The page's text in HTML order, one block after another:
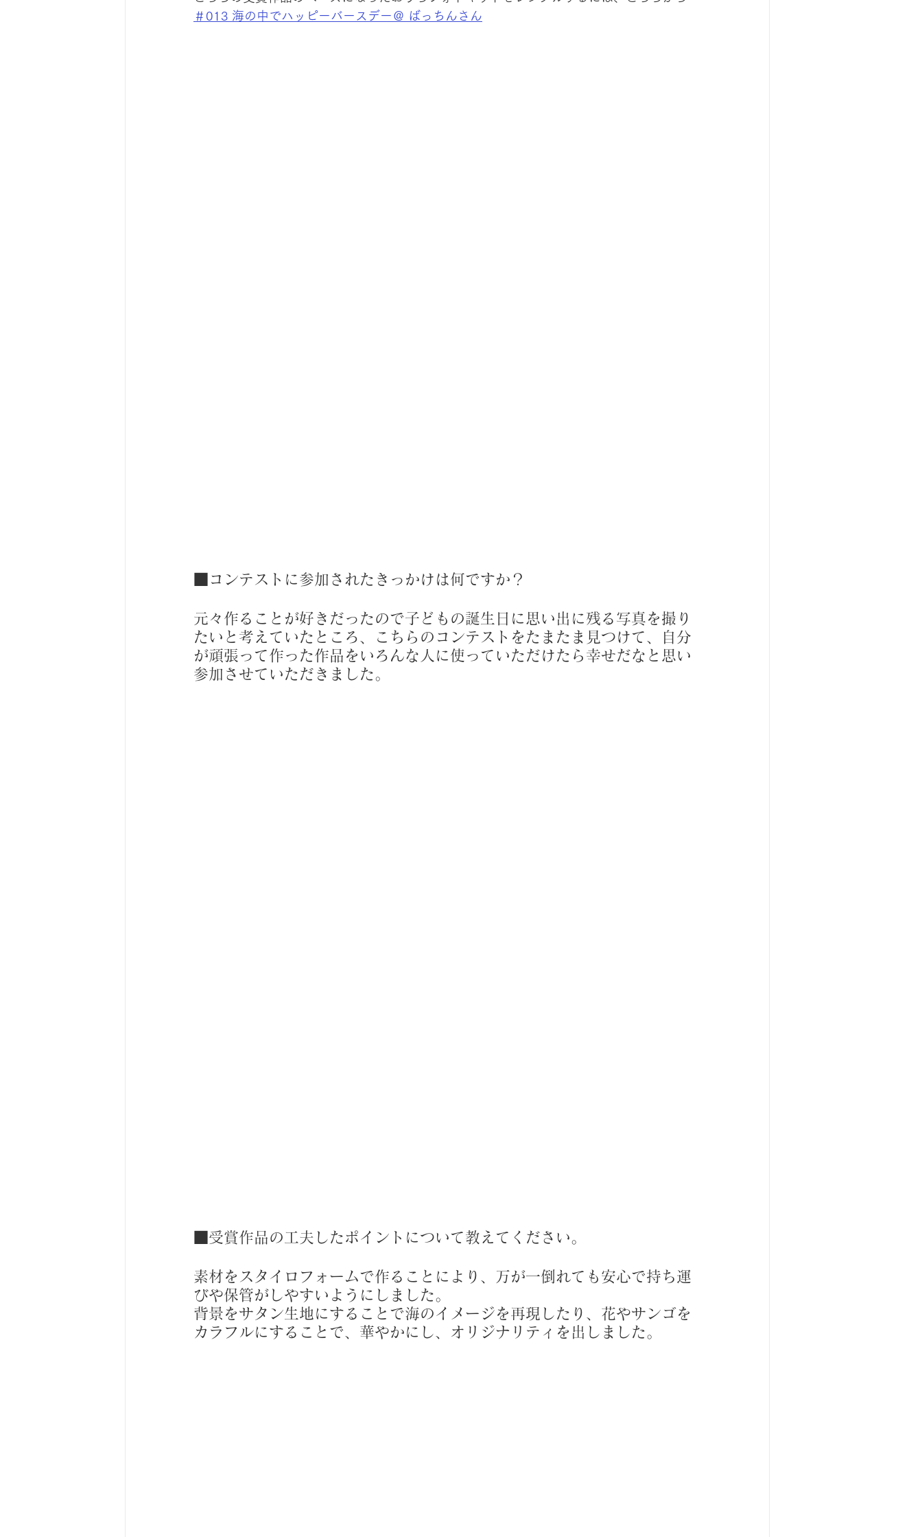
＃013 海の中でハッピーバースデー＠ ばっちんさん
■コンテストに参加されたきっかけは何ですか？
元々作ることが好きだったので子どもの誕生日に思い出に残る写真を撮り
たいと考えていたところ、こちらのコンテストをたまたま見つけて、自分
が頑張って作った作品をいろんな人に使っていただけたら幸せだなと思い
参加させていただきました。
■受賞作品の工夫したポイントについて教えてください。
素材をスタイロフォームで作ることにより、万が一倒れても安心で持ち運
びや保管がしやすいようにしました。
背景をサタン生地にすることで海のイメージを再現したり、花やサンゴを
カラフルにすることで、華やかにし、オリジナリティを出しました。